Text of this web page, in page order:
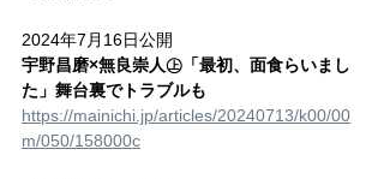
2024年7月16日公開
宇野昌磨×無良崇人㊤「最初、面食らいまし
た」舞台裏でトラブルも
https://mainichi.jp/articles/20240713/k00/00
m/050/158000c